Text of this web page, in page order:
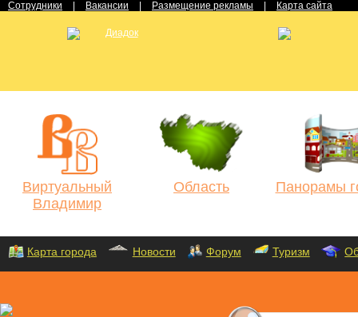
Сотрудники Вакансии Размещение рекламы Карта сайта
Виртуальный
Владимир
Область Панорамы
Карта города Новости Форум Туризм